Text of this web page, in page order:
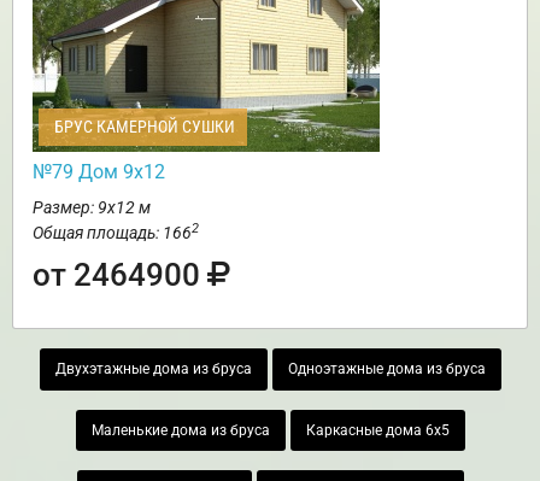
БРУС КАМЕРНОЙ СУШКИ
№79 Дом 9х12
Размер: 9х12 м
Общая площадь: 1662
от 2464900
Двухэтажные дома из бруса Одноэтажные дома из бруса
Маленькие дома из бруса Каркасные дома 6х5